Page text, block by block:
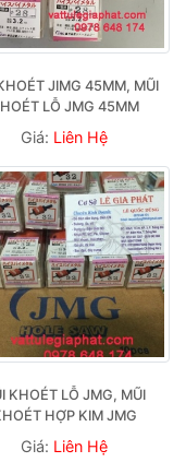
JIMG 45MM, MŨI
LỖ JMG 45MM
Giá: Liên Hệ
KHOÉT LỖ JMG, MŨI
HỢP KIM JMG
Giá: Liên Hệ